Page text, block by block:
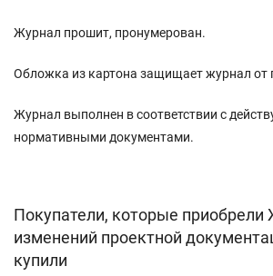
Журнал прошит, пронумерован.
Обложка из картона защищает журнал от
Журнал выполнен в соответствии с
нормативными документами.
Покупатели, которые приобрели
изменений проектной
купили